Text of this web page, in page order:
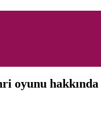
oyunu hakkında